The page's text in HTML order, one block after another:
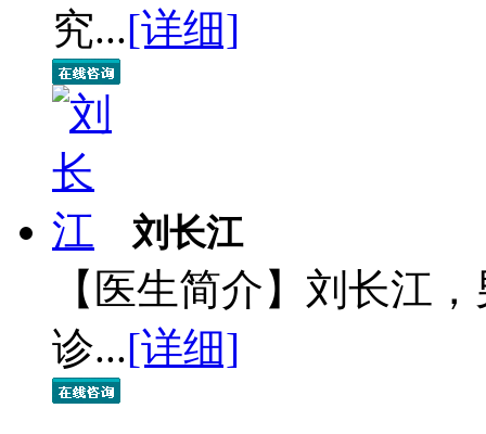
究...[详细]
刘长江
【医生简介】刘长江
诊...[详细]